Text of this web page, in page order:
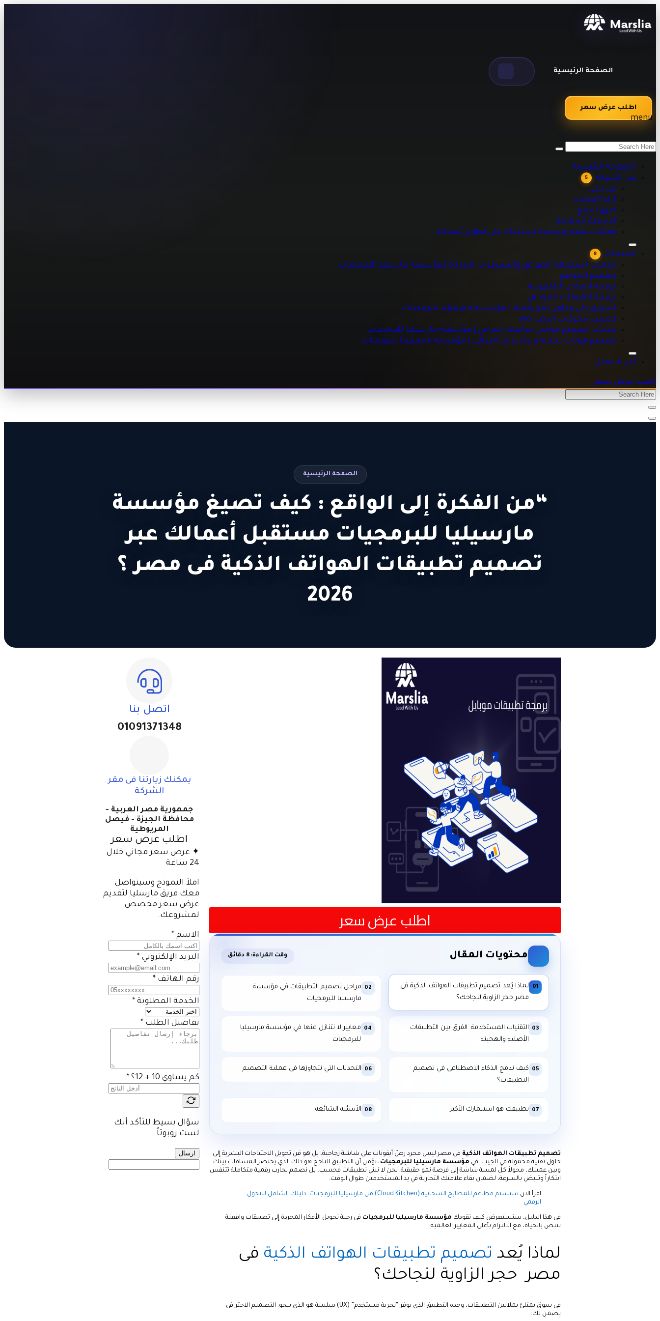
الصفحة الرئيسية
اراء العملاء
الاسئلة الشائعه
مقالات تقنية وبرمجية تساعدك على تطوير أعمالك
خدمات استضافة المواقع والسيرفرات المدارة | مؤسسة مارسيليا للبرمجيات
برمجة المتاجر الالكترونية
برمجة تطبيقات الموبايل
تسويق ذكي وحلول نمو رقمية | مؤسسة مارسيليا للبرمجيات
تحسين محركات البحث seo
خدمات تصميم موشن جرافيك احترافي | مؤسسة مارسيليا للبرمجيات
تصميم هويات تجارية وبناء براند احترافي | مؤسسة مارسيليا للبرمجيات
اطلب عرض سعر
menu
الصفحة الرئيسية
عن الشركة
5
من نحن
اراء العملاء
طرق الدفع
الاسئلة الشائعه
مقالات تقنية وبرمجية تساعدك على تطوير أعمالك
الخدمات 8
خدمات استضافة المواقع والسيرفرات المدارة | مؤسسة مارسيليا للبرمجيات
تصميم المواقع
برمجة المتاجر الالكترونية
برمجة تطبيقات الموبايل
تسويق ذكي وحلول نمو رقمية | مؤسسة مارسيليا للبرمجيات
تحسين محركات البحث seo
خدمات تصميم موشن جرافيك احترافي | مؤسسة مارسيليا للبرمجيات
تصميم هويات تجارية وبناء براند احترافي | مؤسسة مارسيليا للبرمجيات
آخر الاعمال
اطلب عرض سعر
الصفحة الرئيسية
“من الفكرة إلى الواقع : كيف تصيغ مؤسسة
مارسيليا للبرمجيات مستقبل أعمالك عبر
تصميم تطبيقات الهواتف الذكية فى مصر ؟
2026
اطلب عرض سعر
محتويات المقال وقت القراءة: 8 دقائق
01
لماذا يُعد تصميم تطبيقات الهواتف الذكية فى
مصر حجر الزاوية لنجاحك؟
02
مراحل تصميم التطبيقات في مؤسسة
مارسيليا للبرمجيات
03
التقنيات المستخدمة: الفرق بين التطبيقات
الأصلية والهجينة
04
معايير لا نتنازل عنها في مؤسسة مارسيليا
للبرمجيات
05
كيف ندمج الذكاء الاصطناعي في تصميم
التطبيقات؟
06 التحديات التي نتجاوزها في عملية التصميم
07 تطبيقك هو استثمارك الأكبر 08 الأسئلة الشائعة
تصميم تطبيقات الهواتف الذكية فى مصر ليس مجرد رصّ أيقونات على شاشة زجاجية، بل هو فن تحويل الاحتياجات البشرية إلى
حلول تقنية محمولة في الجيب. في مؤسسة مارسيليا للبرمجيات، نؤمن أن التطبيق الناجح هو ذلك الذي يختصر المسافات بينك
وبين عميلك، محولاً كل لمسة شاشة إلى فرصة نمو حقيقية. نحن لا نبني تطبيقات فحسب، بل نصمم تجارب رقمية متكاملة تتنفس
ابتكاراً وتنبض بالسرعة، لضمان بقاء علامتك التجارية في يد المستخدمين طوال الوقت.
اقرأ الآن:
سيستم مطاعم للمطابخ السحابية (Cloud Kitchen) من مارسيليا للبرمجيات: دليلك الشامل للتحول
الرقمي
في هذا الدليل، سنستعرض كيف تقودك مؤسسة مارسيليا للبرمجيات في رحلة تحويل الأفكار المجردة إلى تطبيقات واقعية
تنبض بالحياة، مع الالتزام بأعلى المعايير العالمية.
لماذا يُعد تصميم تطبيقات الهواتف الذكية فى
مصر حجر الزاوية لنجاحك؟
في سوق يمتلئ بملايين التطبيقات، وحده التطبيق الذي يوفر “تجربة مستخدم” (UX) سلسة هو الذي ينجو. التصميم الاحترافي
يضمن لك:
اتصل بنا
01091371348
يمكنك زيارتنا فى مقر
الشركة
جمهورية مصر العربية -
محافظة الجيزة - فيصل
المريوطية
اطلب عرض سعر
✦ عرض سعر مجاني خلال
24 ساعة
املأ النموذج وسيتواصل
معك فريق مارسليا لتقديم
عرض سعر مخصص
لمشروعك.
الاسم *
البريد الإلكتروني *
رقم الهاتف *
الخدمة المطلوبة *
تفاصيل الطلب *
كم يساوي 10 + 12؟ *
سؤال بسيط للتأكد أنك
لست روبوتاً.
ارسال